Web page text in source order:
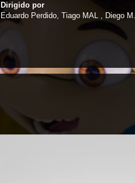
Dirigido por
Eduardo Perdido, Tiago MAL , Diego